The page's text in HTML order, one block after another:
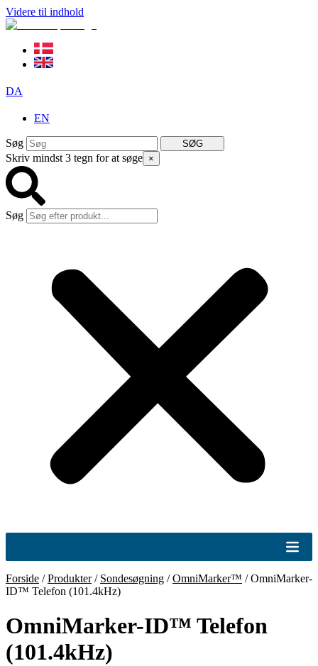
Videre til indhold
DA
EN
Søg SØG
Skriv mindst 3 tegn for at søge ×
Søg
Forside /Produkter/ Sondesøgning /OmniMarker™ /OmniMarker-
ID™ Telefon (101.4kHz)
OmniMarker-ID™ Telefon
(101.4kHz)